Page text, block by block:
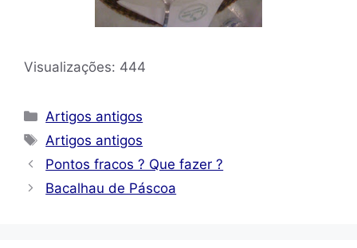
Visualizações: 444
Categorias
Artigos antigos
Tags
Artigos antigos
Pontos fracos ? Que fazer ?
Bacalhau de Páscoa